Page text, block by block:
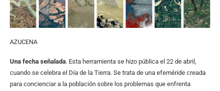
AZUCENA
Una fecha señalada. Esta herramienta se hizo pública el 22 de abril,
cuando se celebra el Día de la Tierra. Se trata de una efeméride creada
para concienciar a la población sobre los problemas que enfrenta